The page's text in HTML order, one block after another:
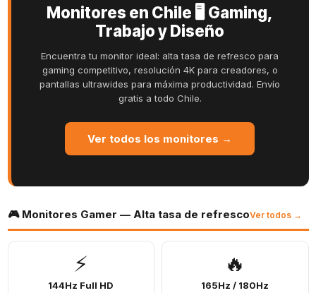
Monitores en Chile 🖥️ Gaming,
Trabajo y Diseño
Encuentra tu monitor ideal: alta tasa de refresco para
gaming competitivo, resolución 4K para creadores, o
pantallas ultrawides para máxima productividad. Envío
gratis a todo Chile.
Ver todos los monitores →
🎮 Monitores Gamer — Alta tasa de refrescoVer todos →
⚡
144Hz Full HD
🔥
165Hz / 180Hz